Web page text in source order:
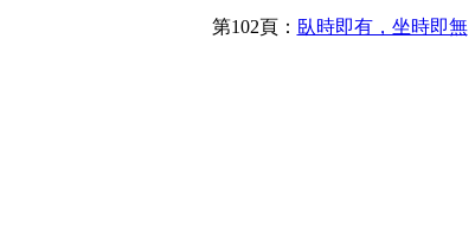
第102頁： 臥時即有，坐時即無